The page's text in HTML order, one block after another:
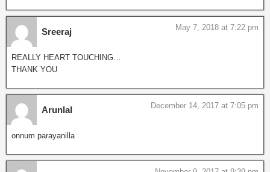
Sreeraj May 7, 2018 at 7:22 pm
REALLY HEART TOUCHING…
THANK YOU
Arunlal December 14, 2017 at 7:05 pm
onnum parayanilla